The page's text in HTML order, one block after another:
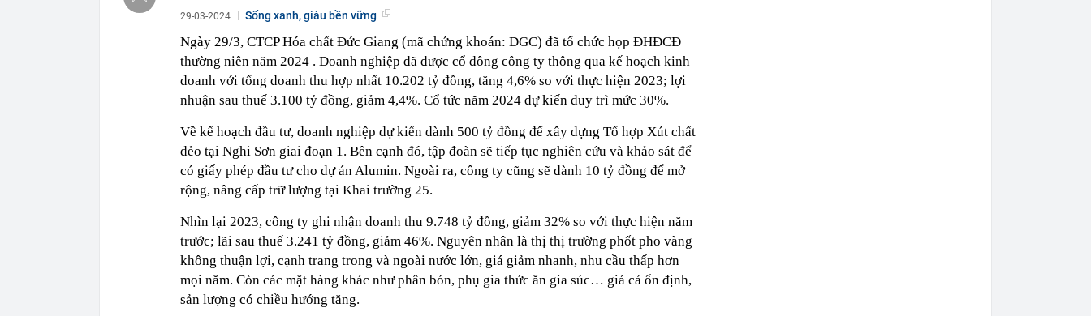
11:24
Công an xác minh 12 giao dịch chuyển khoản liên tục với tổng 5 tỷ
đồng vào lúc 16 giờ
11:23
Báo cáo việc làm Mỹ bất ngờ giảm, hụt xa ước tính, dự báo khả năng
Fed tăng lãi suất tháng 9 lập tức giảm
29-03-2024 Sống xanh, giàu bền vững
Ngày 29/3, CTCP Hóa chất Đức Giang (mã chứng khoán: DGC) đã tổ chức họp ĐHĐCĐ
thường niên năm 2024 . Doanh nghiệp đã được cổ đông công ty thông qua kế hoạch kinh
doanh với tổng doanh thu hợp nhất 10.202 tỷ đồng, tăng 4,6% so với thực hiện 2023; lợi
nhuận sau thuế 3.100 tỷ đồng, giảm 4,4%. Cổ tức năm 2024 dự kiến duy trì mức 30%.
Về kế hoạch đầu tư, doanh nghiệp dự kiến dành 500 tỷ đồng để xây dựng Tổ hợp Xút chất
dẻo tại Nghi Sơn giai đoạn 1. Bên cạnh đó, tập đoàn sẽ tiếp tục nghiên cứu và khảo sát để
có giấy phép đầu tư cho dự án Alumin. Ngoài ra, công ty cũng sẽ dành 10 tỷ đồng để mở
rộng, nâng cấp trữ lượng tại Khai trường 25.
Nhìn lại 2023, công ty ghi nhận doanh thu 9.748 tỷ đồng, giảm 32% so với thực hiện năm
trước; lãi sau thuế 3.241 tỷ đồng, giảm 46%. Nguyên nhân là thị thị trường phốt pho vàng
không thuận lợi, cạnh trang trong và ngoài nước lớn, giá giảm nhanh, nhu cầu thấp hơn
mọi năm. Còn các mặt hàng khác như phân bón, phụ gia thức ăn gia súc… giá cả ổn định,
sản lượng có chiều hướng tăng.